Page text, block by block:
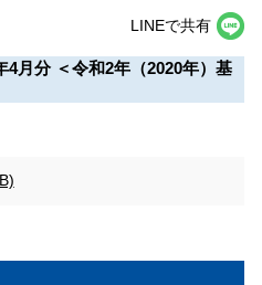
LINEで共有
4月分＜令和2年（2020年）基